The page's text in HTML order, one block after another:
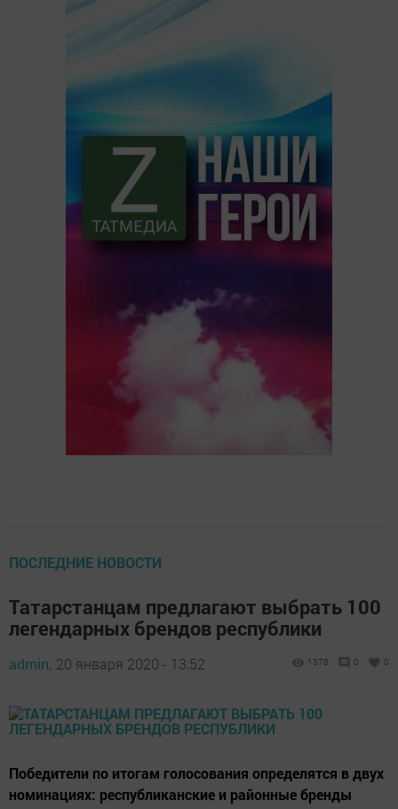
ПОСЛЕДНИЕ НОВОСТИ
Татарстанцам предлагают выбрать 100
легендарных брендов республики
admin, 20 января 2020 - 13:52 1378 0 0
Победители по итогам голосования определятся в двух
номинациях: республиканские и районные бренды